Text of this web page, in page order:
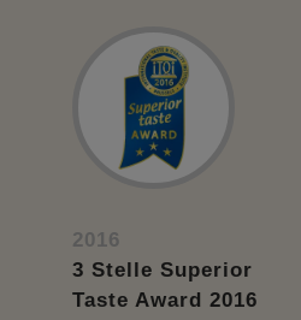
2016
3 Stelle Superior
Taste Award 2016